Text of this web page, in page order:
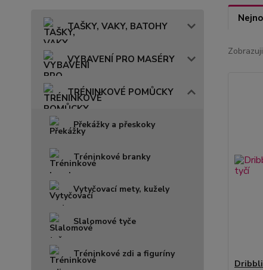
TAŠKY, VAKY, BATOHY
VYBAVENÍ PRO MASÉRY
TRÉNINKOVÉ POMŮCKY
Překážky a přeskoky
Tréninkové branky
Vytyčovací mety, kužely
Slalomové tyče
Tréninkové zdi a figuríny